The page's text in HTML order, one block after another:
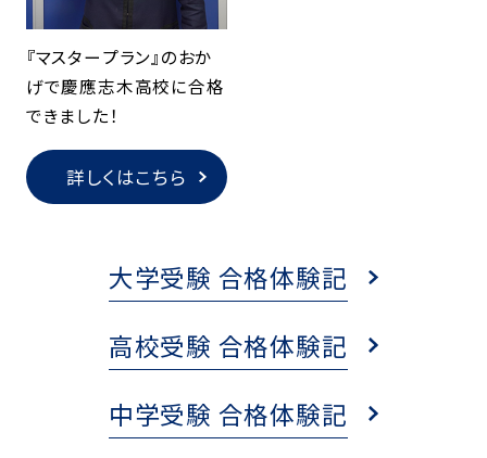
『マスタープラン』のおか
げで慶應志木高校に合格
できました！
詳しくはこちら
大学受験 合格体験記
高校受験 合格体験記
中学受験 合格体験記